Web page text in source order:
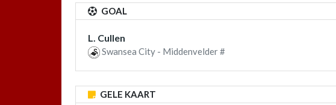
GOAL
L. Cullen
Swansea City - Middenvelder #
GELE KAART